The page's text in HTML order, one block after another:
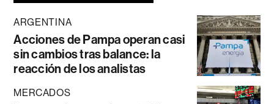
ARGENTINA
Acciones de Pampa operan casi
sin cambios tras balance: la
reacción de los analistas
MERCADOS